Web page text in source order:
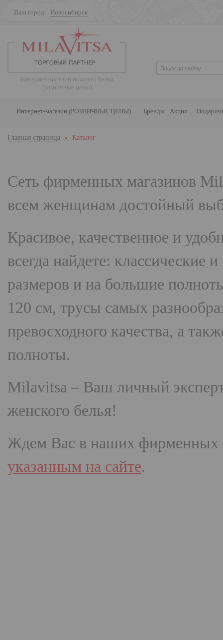
Ваш город: Новосибирск
Интернет-магазин нижнего белья
(розничные цены)
Интернет-магазин (РОЗНИЧНЫЕ ЦЕНЫ) Бренды Акции
Главная страница Каталог
Сеть фирменных магазинов
всем женщинам достойный
Красивое, качественное и
всегда найдете:
размеров и на большие
120 см, трусы самых
превосходного качества, а
полноты.
Milavitsa – Ваш личный
женского белья!
Ждем Вас в наших фирменных
указанным на сайте.